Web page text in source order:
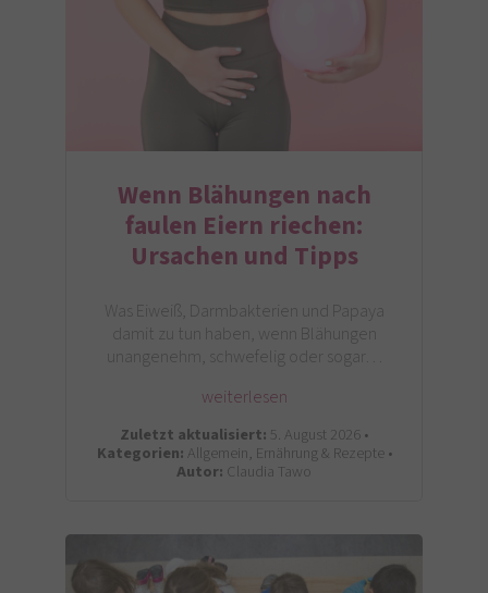
Wenn Blähungen nach
faulen Eiern riechen:
Ursachen und Tipps
Was Eiweiß, Darmbakterien und Papaya
damit zu tun haben, wenn Blähungen
unangenehm, schwefelig oder sogar…
weiterlesen
Zuletzt aktualisiert: 5. August 2026 •
Kategorien: Allgemein, Ernährung & Rezepte •
Autor: Claudia Tawo